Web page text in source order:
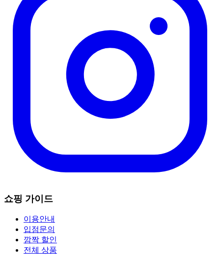
쇼핑 가이드
이용안내
입점문의
깜짝 할인
전체 상품